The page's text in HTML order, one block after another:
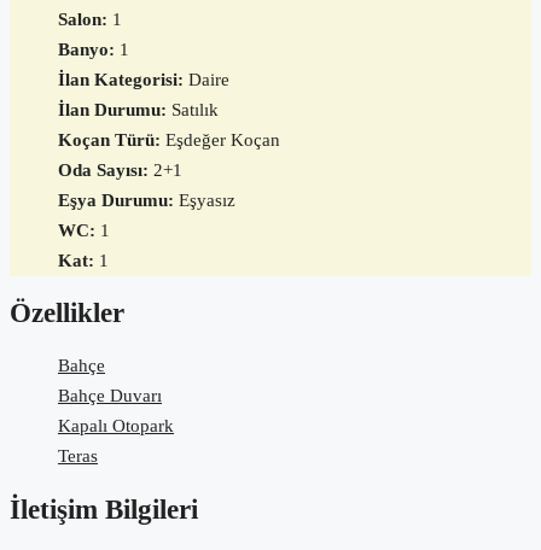
Salon: 1
Banyo: 1
İlan Kategorisi: Daire
İlan Durumu: Satılık
Koçan Türü: Eşdeğer Koçan
Oda Sayısı: 2+1
Eşya Durumu: Eşyasız
WC: 1
Kat: 1
Özellikler
Bahçe
Bahçe Duvarı
Kapalı Otopark
Teras
İletişim Bilgileri